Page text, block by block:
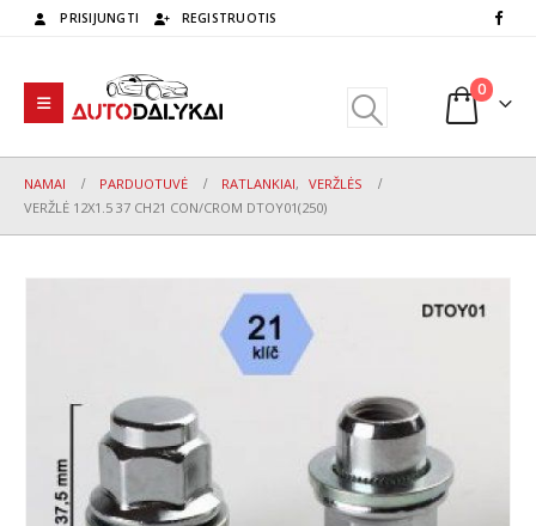
PRISIJUNGTI REGISTRUOTIS
0
NAMAI PARDUOTUVĖ RATLANKIAI, VERŽLĖS
VERŽLĖ 12X1.5 37 CH21 CON/CROM DTOY01(250)